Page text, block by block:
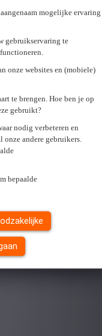
mogelijke ervaring
gebruikservaring te
onze websites en (mobiele)
te brengen. Hoe ben je op
gebruikt?
nodig verbeteren en
andere gebruikers.
bepaalde
via mail?
te proberen.